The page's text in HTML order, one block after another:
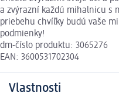
a zvýrazní každú mihalnicu s
priebehu chvíľky budú vaše
podmienky!
dm-číslo produktu: 3065276
EAN: 3600531702304
Vlastnosti